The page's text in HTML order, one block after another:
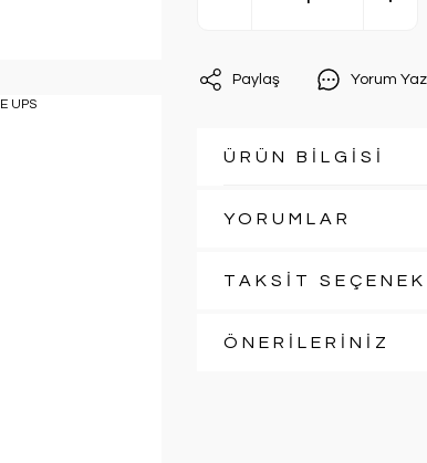
Paylaş Yorum Yaz
ÜRÜN BİLGİSİ
YORUMLAR
TAKSİT
ÖNERİLERİNİZ